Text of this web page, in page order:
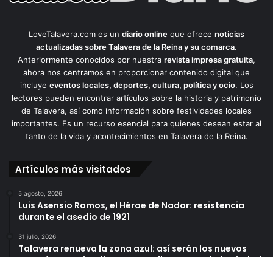
LoveTalavera.com es un diario online que ofrece noticias
actualizadas sobre Talavera de la Reina y su comarca.
Anteriormente conocidos por nuestra revista impresa gratuita,
ahora nos centramos en proporcionar contenido digital que
incluye eventos locales, deportes, cultura, política y ocio. Los
lectores pueden encontrar artículos sobre la historia y patrimonio
de Talavera, así como información sobre festividades locales
importantes. Es un recurso esencial para quienes desean estar al
tanto de la vida y acontecimientos en Talavera de la Reina.
Artículos más visitados
5 agosto, 2026
Luis Asensio Ramos, el Héroe de Nador: resistencia
durante el asedio de 1921
31 julio, 2026
Talavera renueva la zona azul: así serán los nuevos